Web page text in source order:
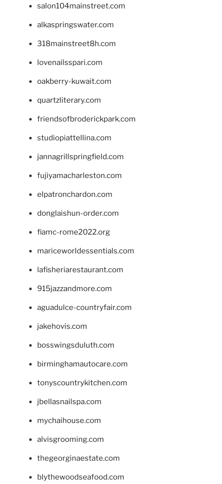
salon104mainstreet.com
alkaspringswater.com
318mainstreet8h.com
lovenailsspari.com
oakberry-kuwait.com
quartzliterary.com
friendsofbroderickpark.com
studiopiattellina.com
jannagrillspringfield.com
fujiyamacharleston.com
elpatronchardon.com
donglaishun-order.com
fiamc-rome2022.org
mariceworldessentials.com
lafisheriarestaurant.com
915jazzandmore.com
aguadulce-countryfair.com
jakehovis.com
bosswingsduluth.com
birminghamautocare.com
tonyscountrykitchen.com
jbellasnailspa.com
mychaihouse.com
alvisgrooming.com
thegeorginaestate.com
blythewoodseafood.com